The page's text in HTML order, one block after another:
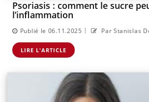
Psoriasis : comment le sucre
l’inflammation
Publié le 06.11.2025 | Par Stanislas
LIRE L'ARTICLE